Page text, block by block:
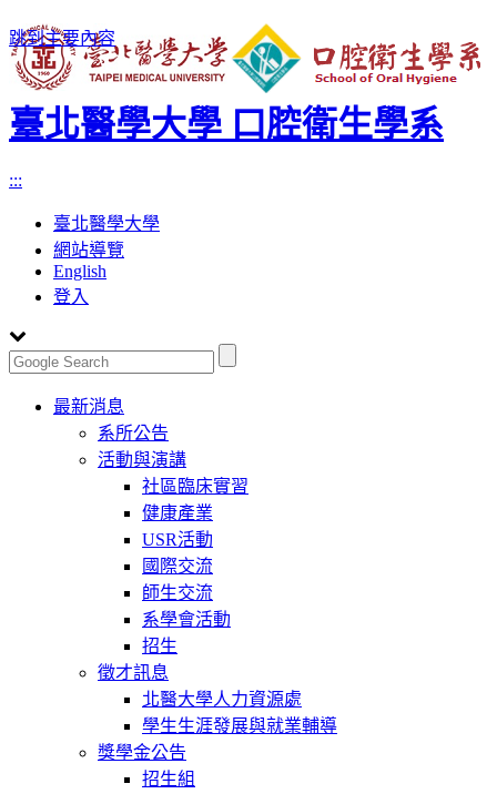
跳到主要內容
臺北醫學大學 口腔衛生學系
:::
臺北醫學大學
網站導覽
English
登入
Toggle
navigation
最新消息
系所公告
活動與演講
社區臨床實習
健康產業
USR活動
國際交流
師生交流
系學會活動
招生
徵才訊息
北醫大學人力資源處
學生生涯發展與就業輔導
獎學金公告
招生組